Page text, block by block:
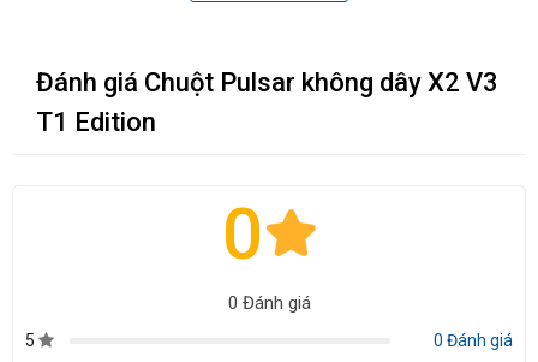
GIỚI THIỆU PULSAR X2 V3 T1 EDITION
Đánh giá Chuột Pulsar không dây X2 V3
T1 Edition
0
0 Đánh giá
5
0 Đánh giá